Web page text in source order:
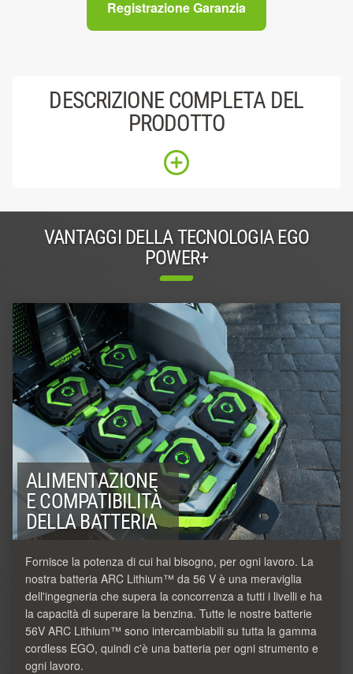
Registrazione Garanzia
DESCRIZIONE COMPLETA DEL
PRODOTTO
VANTAGGI DELLA TECNOLOGIA EGO
POWER+
ALIMENTAZIONE
E COMPATIBILITÀ
DELLA BATTERIA
Fornisce la potenza di cui hai bisogno, per ogni lavoro. La
nostra batteria ARC Lithium™ da 56 V è una meraviglia
dell'ingegneria che supera la concorrenza a tutti i livelli e ha
la capacità di superare la benzina. Tutte le nostre batterie
56V ARC Lithium™ sono intercambiabili su tutta la gamma
cordless EGO, quindi c'è una batteria per ogni strumento e
ogni lavoro.